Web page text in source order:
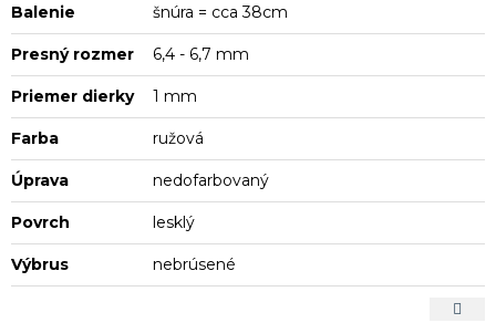
Balenie šnúra = cca 38cm
Presný rozmer 6,4 - 6,7 mm
Priemer dierky 1 mm
Farba ružová
Úprava nedofarbovaný
Povrch lesklý
Výbrus nebrúsené